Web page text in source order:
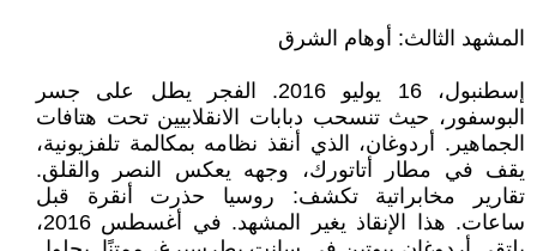
المشهد الثالث: أوهام الشرق
إسطنبول، 16 يوليو 2016. الفجر يطل على جسر
البوسفور، حيث تنسحب دبابات الانقلابيين تحت هتافات
الجماهير. أردوغان، الذي أنقذ نظامه بمكالمة تلفزيونية،
يقف في مطار أتاتورك، وجهه يعكس النصر والقلق.
تقارير مخابراتية تكشف: روسيا حذرت أنقرة قبل
ساعات. هذا الإنقاذ يغير المشهد. في أغسطس 2016،